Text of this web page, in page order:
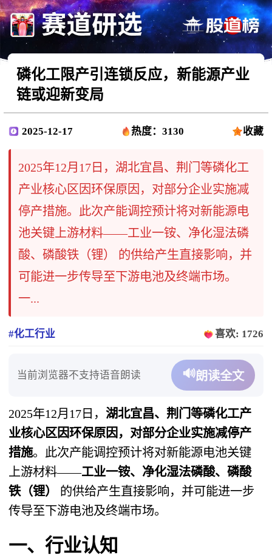
磷化工限产引连锁反应，新能源产业
链或迎新变局
2025-12-17 热度：3130 收藏
2025年12月17日，湖北宜昌、荆门等磷化工
产业核心区因环保原因，对部分企业实施减
停产措施。此次产能调控预计将对新能源电
池关键上游材料——工业一铵、净化湿法磷
酸、磷酸铁（锂）​ 的供给产生直接影响，并
可能进一步传导至下游电池及终端市场。
一...
#化工行业 喜欢: 1726
当前浏览器不支持语音朗读 🔊朗读全文
2025年12月17日，湖北宜昌、荆门等磷化工产
业核心区因环保原因，对部分企业实施减停产
措施。此次产能调控预计将对新能源电池关键
上游材料——工业一铵、净化湿法磷酸、磷酸
铁（锂）
​ 的供给产生直接影响，并可能进一步
传导至下游电池及终端市场。
一、行业认知